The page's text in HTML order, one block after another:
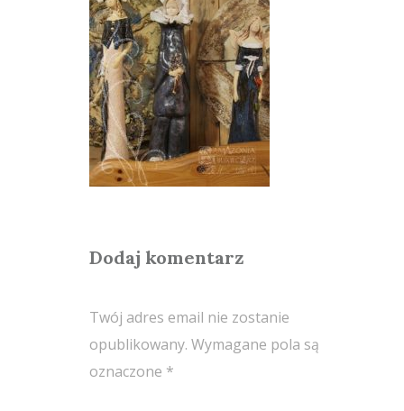
Dodaj komentarz
Twój adres email nie zostanie
opublikowany. Wymagane pola są
oznaczone *